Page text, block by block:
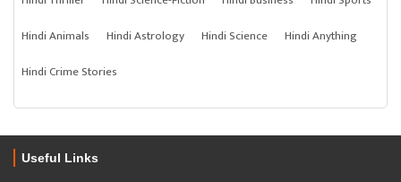
Hindi Animals
Hindi Astrology Hindi Science
Hindi Anything
Hindi Crime Stories
Useful Links